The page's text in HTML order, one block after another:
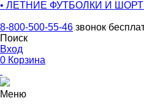
• ЛЕТНИЕ ФУТБОЛКИ И
8-800-500-55-46 звонок
Поиск
Вход
0 Корзина
Меню